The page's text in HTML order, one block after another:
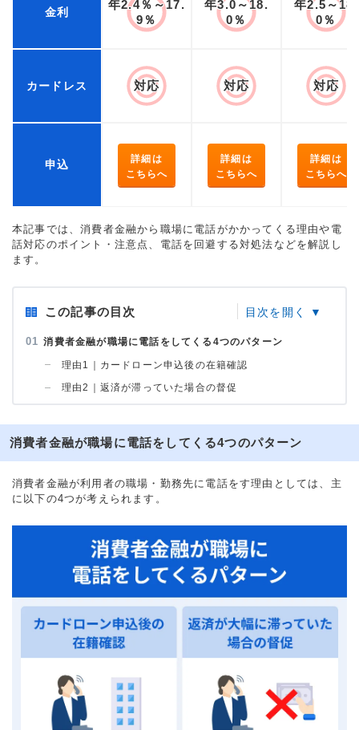
金利
年2.4％～17.
9％
年3.0～18.
0％
年2.5～18.
0％
カードレス 対応 対応 対応
申込
詳細は
こちらへ
詳細は
こちらへ
詳細は
こちらへ
本記事では、消費者金融から職場に電話がかかってくる理由や電
話対応のポイント・注意点、電話を回避する対処法などを解説し
ます。
この記事の目次
消費者金融が職場に電話をしてくる4つのパターン
理由1｜カードローン申込後の在籍確認
理由2｜返済が滞っていた場合の督促
消費者金融が職場に電話をしてくる4つのパターン
消費者金融が利用者の職場・勤務先に電話をす理由としては、主
に以下の4つが考えられます。